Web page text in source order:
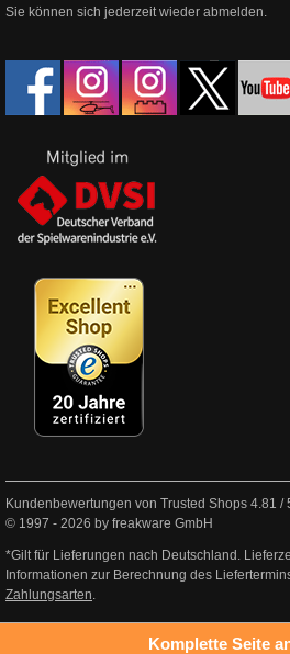
Sie können sich jederzeit wieder abmelden.
Kundenbewertungen von Trusted Shops 4.81 /
© 1997 - 2026 by freakware GmbH
*Gilt für Lieferungen nach Deutschland.
Informationen zur Berechnung des
Zahlungsarten.
Komplette Seite